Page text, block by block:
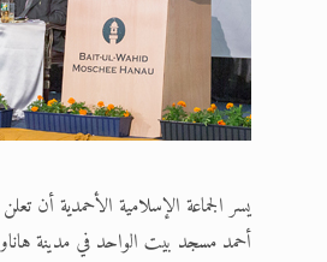
الحجّ..
أحمد مسجد بيت الواحد في مدينة هاناو